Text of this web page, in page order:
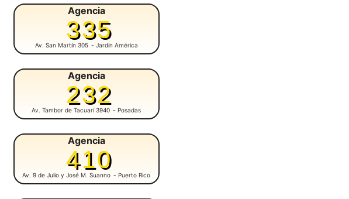
Agencia
335
Av. San Martín 305 - Jardín América
Agencia
232
Av. Tambor de Tacuarí 3940 - Posadas
Agencia
410
Av. 9 de Julio y José M. Suanno - Puerto Rico